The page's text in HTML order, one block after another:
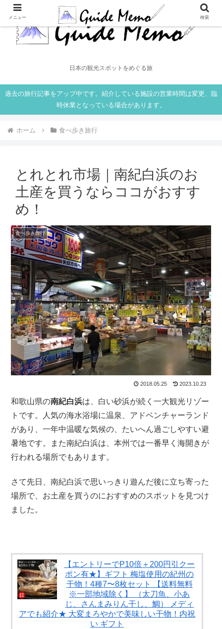
日本の観光スポットをめぐる旅
過去の旅行記事をアップ中です。紹介している施設の営業時間は変更、臨
時休業となっている場合があります。
ホーム 食べ歩き旅行
とれとれ市場｜南紀白浜のお
土産を買うならココがおすす
め！
食べ歩き旅行
2018.05.25 2023.10.23
和歌山県の南紀白浜は、白い砂浜が続く一大観光リゾー
トです。人気の海水浴場に温泉、アドベンチャーランド
があり、一年中温暖な気候の、たいへん過ごしやすい避
暑地です。また南紀白浜は、本州では一番早く海開きが
行われる場所でもあります。
さて先日、南紀白浜で思いっきり遊んだ後に立ち寄った
場所で、お土産を買うのにおすすめのスポットを見つけ
ました。
【エントリーでP10倍＋200円引クー
ポン有★】ギフト 梅塩使用の紀州の
干物！4種7〜8枚セット 【送料無料
※一部地域除く】 （太刀魚、小あ
じ、さんまみりん干し、鯛） メディ
アでも紹介★ 大変まろやかで美味しい干物！内祝
い ギフト
メニュー 検索